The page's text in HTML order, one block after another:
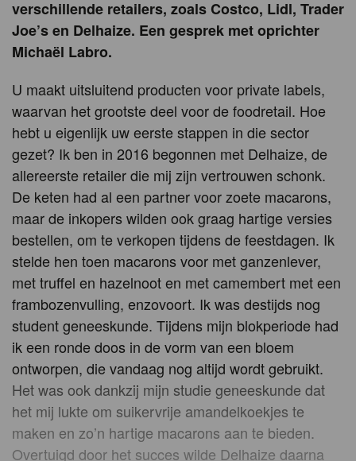
verschillende retailers, zoals Costco, Lidl, Trader
Joe’s en Delhaize. Een gesprek met oprichter
Michaël Labro.
U maakt uitsluitend producten voor private labels,
waarvan het grootste deel voor de foodretail. Hoe
hebt u eigenlijk uw eerste stappen in die sector
gezet? Ik ben in 2016 begonnen met Delhaize, de
allereerste retailer die mij zijn vertrouwen schonk.
De keten had al een partner voor zoete macarons,
maar de inkopers wilden ook graag hartige versies
bestellen, om te verkopen tijdens de feestdagen. Ik
stelde hen toen macarons voor met ganzenlever,
met truffel en hazelnoot en met camembert met een
frambozenvulling, enzovoort. Ik was destijds nog
student geneeskunde. Tijdens mijn blokperiode had
ik een ronde doos in de vorm van een bloem
ontworpen, die vandaag nog altijd wordt gebruikt.
Het was ook dankzij mijn studie geneeskunde dat
het mij lukte om suikervrije amandelkoekjes te
maken en zo’n hartige macarons aan te bieden.
Overtuigd door het succes wilde Delhaize daarna